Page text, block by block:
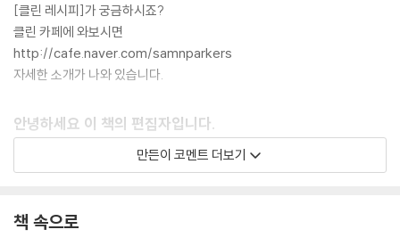
자신에게 유독한 자극물 확인하기
깨끗한 상태 유지하기
- 클린 이후의 식습관 | 정기적인 해독 | 불필요한 스트레스와 독소에 노출
되는 일 줄이기 | 혈액검사로 혈액 속의 주요 성분 수치를 체크하라 | 갑상
에필로그 - 조금만 바꿔도 모든 것이 달라진다
- 스무디 | 수프 | 주스 | 생선요리 | 고기요리(닭고기 또는 양고기) | 채식
요리
[클린 레시피]가 궁금하시죠?
클린 카페에 와보시면
http://cafe.naver.com/samnparkers
자세한 소개가 나와 있습니다.
안녕하세요 이 책의 편집자입니다.
이 재료들은 어디서 사지?' 궁금하실 거라고 생각됩니다. 파인애플이라든
만든이 코멘트 더보기
책 속으로